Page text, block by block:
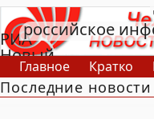
РИА
Новый
День
российское
Главное Кратко
В России
В мире
Последние новости